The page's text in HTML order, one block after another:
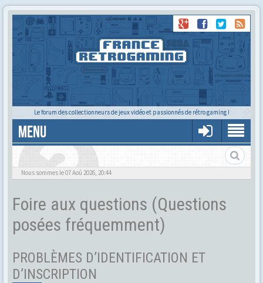
Le forum des collectionneurs de jeux vidéo et passionnés de rétro gaming !
MENU
Foire aux questions
Nous sommes le 07 Aoû 2026, 20:44
Foire aux questions (Questions
posées fréquemment)
PROBLÈMES D’IDENTIFICATION ET
D’INSCRIPTION